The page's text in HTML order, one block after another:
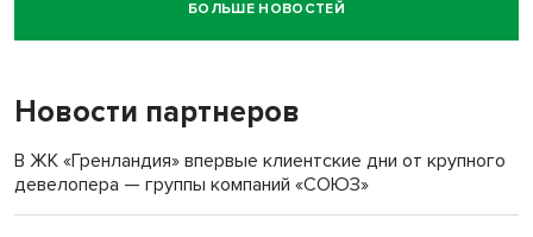
Новосибирский суд наказал водителя за смерть
пенсионерки на вокзале
БОЛЬШЕ НОВОСТЕЙ
Новости партнеров
В ЖК «Гренландия» впервые клиентские дни от крупного
девелопера — группы компаний «СОЮЗ»